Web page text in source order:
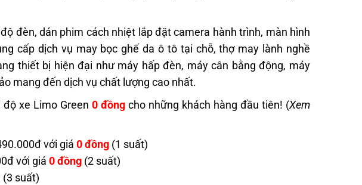
đèn, dán phim cách nhiệt lắp đặt camera hành trình, màn hình
cấp dịch vụ may bọc ghế da ô tô tại chỗ, thợ may lành nghề
thiết bị hiện đại như máy hấp đèn, máy cân bằng động, máy
mang đến dịch vụ chất lượng cao nhất.
xe Limo Green 0 đồng cho những khách hàng đầu tiên! (Xem
với giá 0 đồng (1 suất)
với giá 0 đồng (2 suất)
(3 suất)